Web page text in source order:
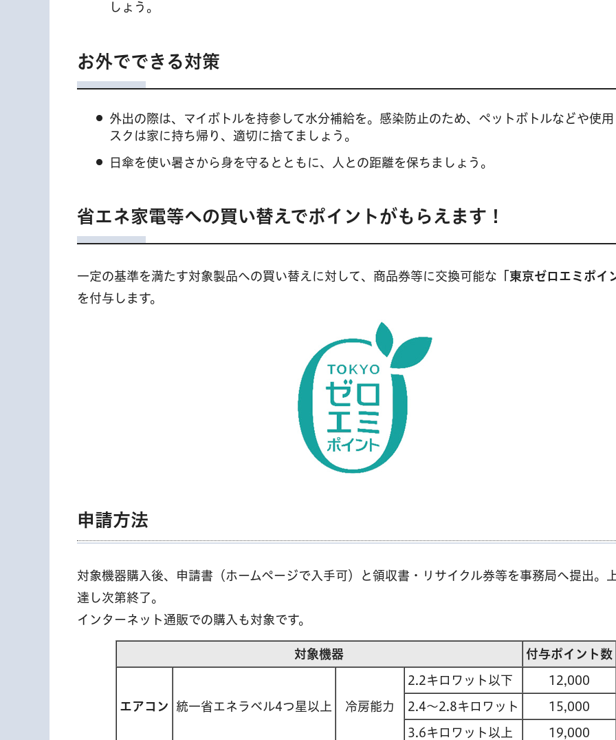
しょう。
お外でできる対策
外出の際は、マイボトルを持参して水分補給を。感染防止のため、ペットボトルなどや使
スクは家に持ち帰り、適切に捨てましょう。
日傘を使い暑さから身を守るとともに、人との距離を保ちましょう。
省エネ家電等への買い替えでポイントがもらえます！
一定の基準を満たす対象製品への買い替えに対して、商品券等に交換可能な 「東京ゼロエミポイ
を付与します。
申請方法
対象機器購入後、申請書（ホームページで入手可）と領収書・リサイクル券等を事務局へ提出。
達し次第終了。
インターネット通販での購入も対象です。
対象機器 付与ポイント数
エアコン 統一省エネラベル4つ星以上 冷房能力
2.2キロワット以下 12,000
2.4～2.8キロワット 15,000
3.6キロワット以上 19,000